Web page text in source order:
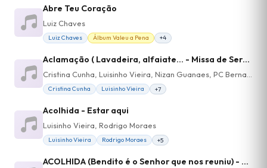
Abre Teu Coração
Luiz Chaves
Luiz Chaves Álbum Valeu a Pena +4
Aclamação ( Lavadeira, alfaiate... - Missa de Serviço - Entrada)
Cristina Cunha Luisinho Vieira +7
Acolhida - Estar aqui
Luisinho Vieira, Rodrigo Moraes
Luisinho Vieira Rodrigo Moraes +5
ACOLHIDA (Bendito é o Senhor que nos reuniu) - Missa em samba de roda